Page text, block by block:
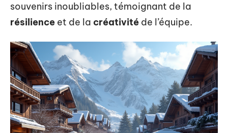
souvenirs inoubliables, témoignant de la
résilience et de la créativité de l’équipe.